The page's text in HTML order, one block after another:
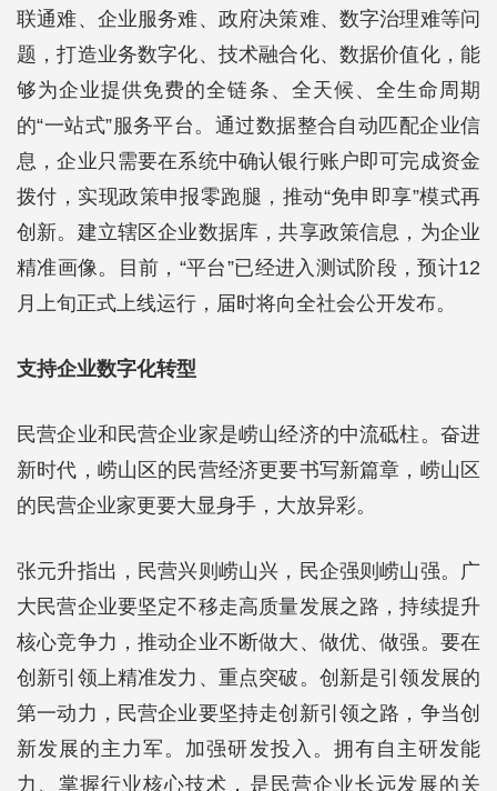
联通难、企业服务难、政府决策难、数字治理难等问
题，打造业务数字化、技术融合化、数据价值化，能
够为企业提供免费的全链条、全天候、全生命周期
的“一站式”服务平台。通过数据整合自动匹配企业信
息，企业只需要在系统中确认银行账户即可完成资金
拨付，实现政策申报零跑腿，推动“免申即享”模式再
创新。建立辖区企业数据库，共享政策信息，为企业
精准画像。目前，“平台”已经进入测试阶段，预计12
月上旬正式上线运行，届时将向全社会公开发布。
支持企业数字化转型
民营企业和民营企业家是崂山经济的中流砥柱。奋进
新时代，崂山区的民营经济更要书写新篇章，崂山区
的民营企业家更要大显身手，大放异彩。
张元升指出，民营兴则崂山兴，民企强则崂山强。广
大民营企业要坚定不移走高质量发展之路，持续提升
核心竞争力，推动企业不断做大、做优、做强。要在
创新引领上精准发力、重点突破。创新是引领发展的
第一动力，民营企业要坚持走创新引领之路，争当创
新发展的主力军。加强研发投入。拥有自主研发能
力、掌握行业核心技术，是民营企业长远发展的关